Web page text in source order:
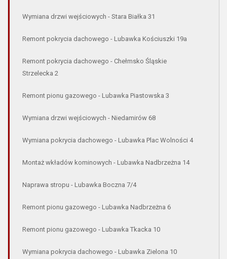
Wymiana drzwi wejściowych - Stara Białka 31
Remont pokrycia dachowego - Lubawka Kościuszki 19a
Remont pokrycia dachowego - Chełmsko Śląskie
Strzelecka 2
Remont pionu gazowego - Lubawka Piastowska 3
Wymiana drzwi wejściowych - Niedamirów 68
Wymiana pokrycia dachowego - Lubawka Plac Wolności 4
Montaż wkładów kominowych - Lubawka Nadbrzeżna 14
Naprawa stropu - Lubawka Boczna 7/4
Remont pionu gazowego - Lubawka Nadbrzeżna 6
Remont pionu gazowego - Lubawka Tkacka 10
Wymiana pokrycia dachowego - Lubawka Zielona 10